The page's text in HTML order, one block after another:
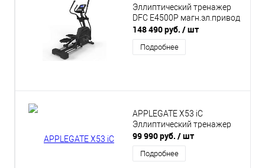
Эллиптический тренажер
DFC E4500P магн.эл.привод
148 490 руб. / шт
Подробнее
APPLEGATE X53 iC
Эллиптический тренажер
99 990 руб. / шт
Подробнее